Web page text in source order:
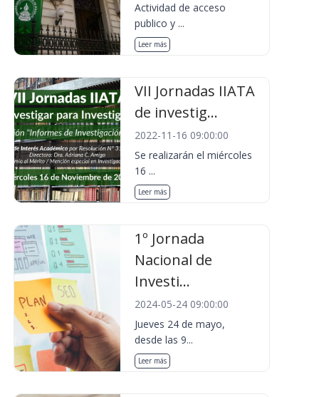
Actividad de acceso
publico y ...
Leer más
VII Jornadas IIATA
de investig...
2022-11-16 09:00:00
Se realizarán el miércoles
16 ...
Leer más
1º Jornada
Nacional de
Investi...
2024-05-24 09:00:00
Jueves 24 de mayo,
desde las 9...
Leer más